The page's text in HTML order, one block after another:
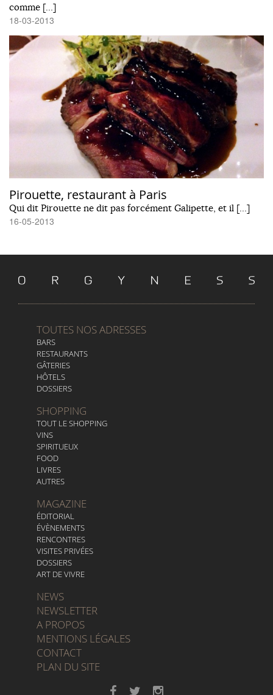
comme […]
18-03-2013
Pirouette, restaurant à Paris
Qui dit Pirouette ne dit pas forcément Galipette, et il […]
16-05-2013
TOUTES NOS ADRESSES
BARS
RESTAURANTS
GÂTERIES
HÔTELS
DOSSIERS
SHOPPING
TOUT LE SHOPPING
VINS
SPIRITUEUX
FOOD
LIVRES
AUTRES
MAGAZINE
ÉDITORIAL
ÉVÈNEMENTS
RENCONTRES
VISITES PRIVÉES
DOSSIERS
ART DE VIVRE
NEWS
NEWSLETTER
A PROPOS
MENTIONS LÉGALES
CONTACT
PLAN DU SITE